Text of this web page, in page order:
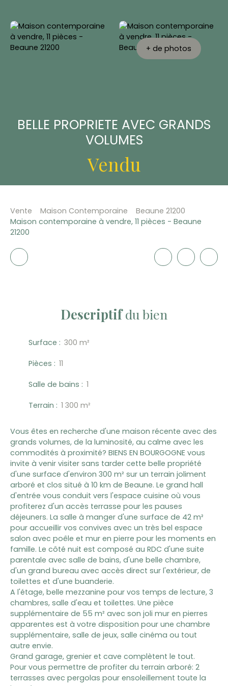
+ de photos
BELLE PROPRIETE AVEC GRANDS
VOLUMES
Vendu
Vente Maison Contemporaine
Beaune 21200
Maison contemporaine à vendre, 11 pièces - Beaune
21200
Descriptifdu bien
Surface : 300 m²
Pièces : 11
Salle de bains : 1
Terrain : 1 300 m²
Vous êtes en recherche d'une maison récente avec des
grands volumes, de la luminosité, au calme avec les
commodités à proximité? BIENS EN BOURGOGNE vous
invite à venir visiter sans tarder cette belle propriété
d'une surface d'environ 300 m² sur un terrain joliment
arboré et clos situé à 10 km de Beaune. Le grand hall
d'entrée vous conduit vers l'espace cuisine où vous
profiterez d'un accès terrasse pour les pauses
déjeuners. La salle à manger d'une surface de 42 m²
pour accueillir vos convives avec un très bel espace
salon avec poêle et mur en pierre pour les moments en
famille. Le côté nuit est composé au RDC d'une suite
parentale avec salle de bains, d'une belle chambre,
d'un grand bureau avec accès direct sur l'extérieur, de
toilettes et d'une buanderie.
A l'étage, belle mezzanine pour vos temps de lecture, 3
chambres, salle d'eau et toilettes. Une pièce
supplémentaire de 55 m² avec son joli mur en pierres
apparentes est à votre disposition pour une chambre
supplémentaire, salle de jeux, salle cinéma ou tout
autre envie.
Grand garage, grenier et cave complètent le tout.
Pour vous permettre de profiter du terrain arboré: 2
terrasses avec pergolas pour ensoleillement toute la